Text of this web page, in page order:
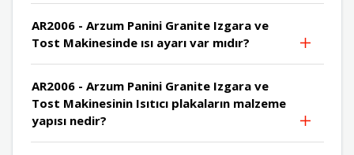
AR2006 - Arzum Panini Granite Izgara ve
Tost Makinesinde ısı ayarı var mıdır?
AR2006 - Arzum Panini Granite Izgara ve
Tost Makinesinin Isıtıcı plakaların malzeme
yapısı nedir?